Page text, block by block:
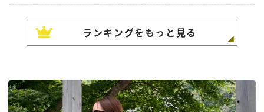
ランキングをもっと見る